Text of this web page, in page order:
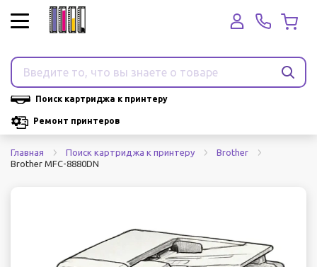
Поиск картриджа к принтеру
Ремонт принтеров
Главная Поиск картриджа к принтеру
Brother
Brother MFC-8880DN